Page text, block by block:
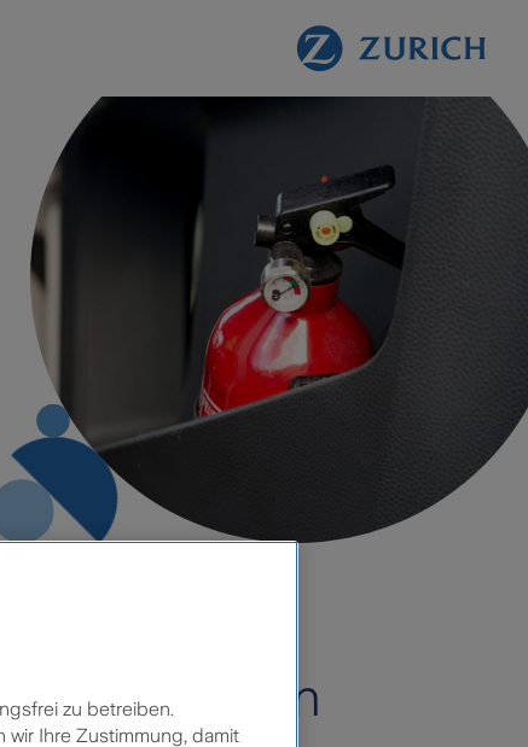
Schaden
zu betreiben.
Ihre Zustimmung, damit